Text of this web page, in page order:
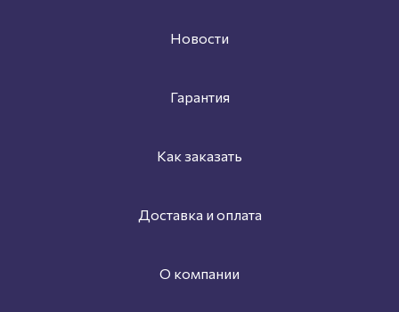
Новости
Гарантия
Как заказать
Доставка и оплата
О компании